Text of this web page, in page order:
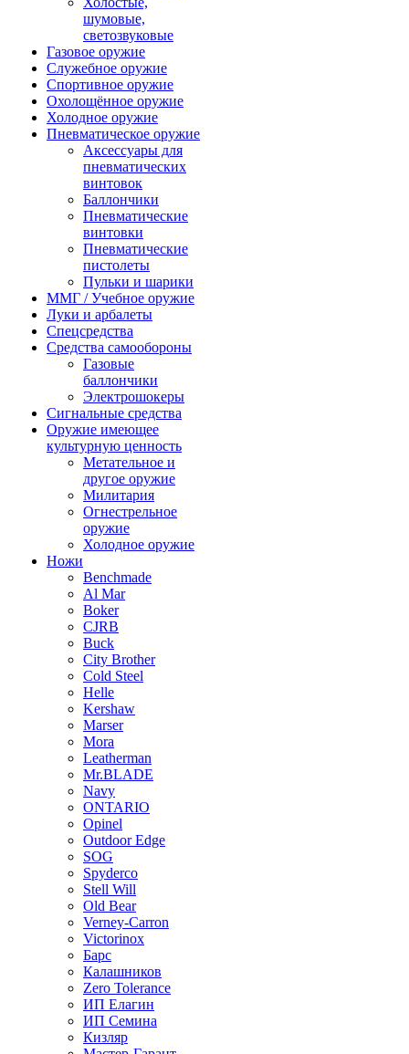
шумовые,
светозвуковые
Газовое оружие
Служебное оружие
Спортивное оружие
Охолощённое оружие
Холодное оружие
Пневматическое оружие
Аксессуары для
пневматических
винтовок
Баллончики
Пневматические
винтовки
Пневматические
пистолеты
Пульки и шарики
ММГ / Учебное оружие
Луки и арбалеты
Спецсредства
Средства самообороны
Газовые
баллончики
Электрошокеры
Сигнальные средства
Оружие имеющее
культурную ценность
Метательное и
другое оружие
Милитария
Огнестрельное
оружие
Холодное оружие
Ножи
Benchmade
Al Mar
Boker
CJRB
Buck
City Brother
Cold Steel
Helle
Kershaw
Marser
Mora
Leatherman
Mr.BLADE
Navy
ONTARIO
Opinel
Outdoor Edge
SOG
Spyderco
Stell Will
Old Bear
Verney-Carron
Victorinox
Барс
Калашников
Zero Tolerance
ИП Елагин
ИП Семина
Кизляр